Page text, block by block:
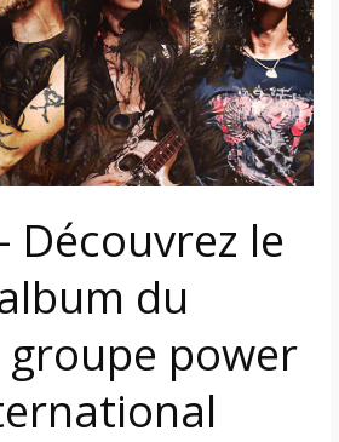
Découvrez le
du
power